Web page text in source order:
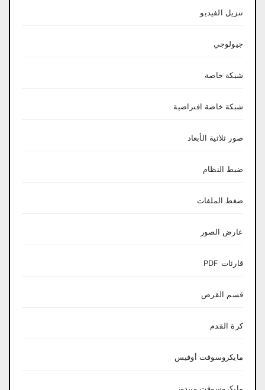
تنزيل الفيديو
جيولوجي
شبكة خاصة
شبكة خاصة افتراضية
صور ثلاثية الأبعاد
ضبط النظام
ضغط الملفات
عارض الصور
قارئات PDF
قسم القرص
كرة القدم
مايكروسوفت أوفيس